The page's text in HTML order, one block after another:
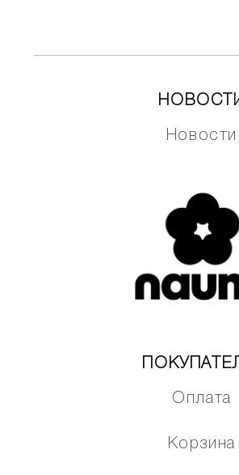
Новости
Оплата
Корзина